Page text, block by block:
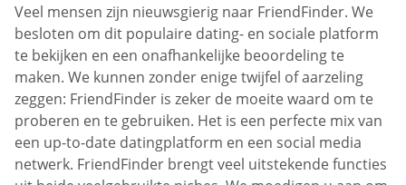
Veel mensen zijn nieuwsgierig naar FriendFinder. We
besloten om dit populaire dating- en sociale platform
te bekijken en een onafhankelijke beoordeling te
maken. We kunnen zonder enige twijfel of aarzeling
zeggen: FriendFinder is zeker de moeite waard om te
proberen en te gebruiken. Het is een perfecte mix van
een up-to-date datingplatform en een social media
netwerk. FriendFinder brengt veel uitstekende functies